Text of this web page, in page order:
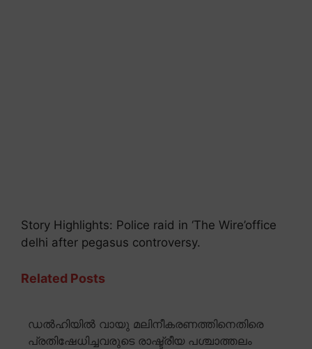
Story Highlights: Police raid in ‘The Wire’office
delhi after pegasus controversy.
Related Posts
ഡൽഹിയിൽ വായു മലിനീകരണത്തിനെതിരെ
പ്രതിഷേധിച്ചവരുടെ രാഷ്ട്രീയ പശ്ചാത്തലം